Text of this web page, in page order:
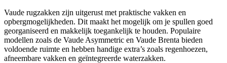
Vaude rugzakken zijn uitgerust met praktische vakken en
opbergmogelijkheden. Dit maakt het mogelijk om je spullen goed
georganiseerd en makkelijk toegankelijk te houden. Populaire
modellen zoals de Vaude Asymmetric en Vaude Brenta bieden
voldoende ruimte en hebben handige extra’s zoals regenhoezen,
afneembare vakken en geïntegreerde waterzakken.